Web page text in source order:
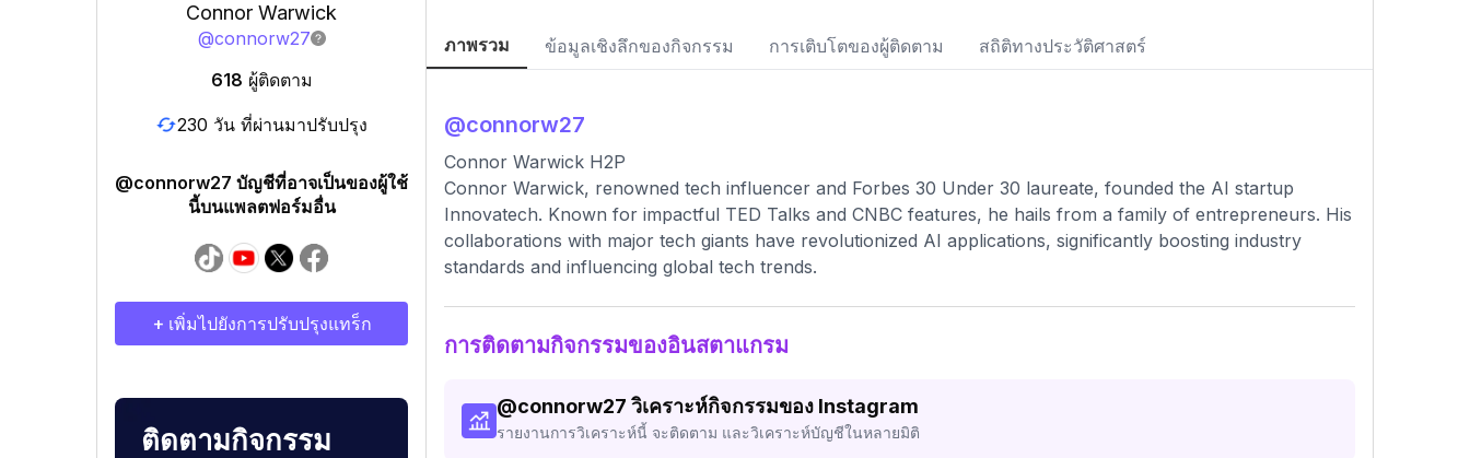
Connor Warwick
@connorw27
618 ผู้ติดตาม
230 วัน ที่ผ่านมาปรับปรุง
@connorw27 บัญชีที่อาจเป็นของผู้ใช้
นี้บนแพลตฟอร์มอื่น
+ เพิ่มไปยังการปรับปรุงแทร็ก
ติดตามกิจกรรม
ภาพรวม ข้อมูลเชิงลึกของกิจกรรม การเติบโตของผู้ติดตาม สถิติทางประวัติศาสตร์
@connorw27
Connor Warwick H2P
Connor Warwick, renowned tech influencer and Forbes 30 Under 30 laureate, founded the AI startup
Innovatech. Known for impactful TED Talks and CNBC features, he hails from a family of entrepreneurs. His
collaborations with major tech giants have revolutionized AI applications, significantly boosting industry
standards and influencing global tech trends.
การติดตามกิจกรรมของอินสตาแกรม
@connorw27 วิเคราะห์กิจกรรมของ Instagram
รายงานการวิเคราะห์นี้ จะติดตาม และวิเคราะห์บัญชีในหลายมิติ